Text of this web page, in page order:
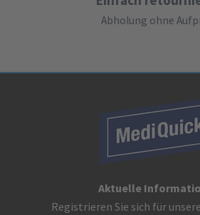
Abholung ohne
Aktuelle
Registrieren Sie sich für